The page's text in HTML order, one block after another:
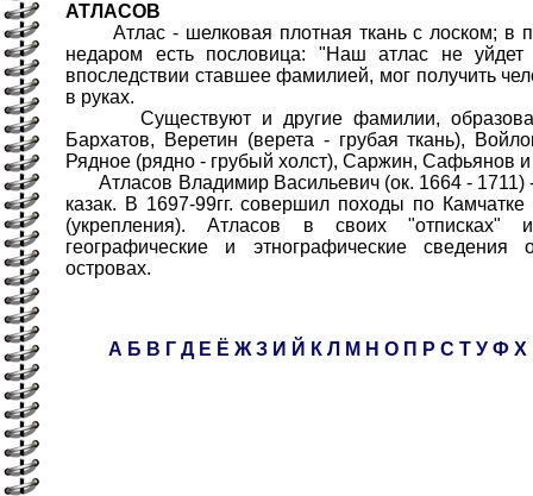
АТЛАСОВ
Атлас - шелковая плотная ткань с лоском; в
недаром есть пословица: "Наш атлас не
впоследствии ставшее фамилией, мог получить
в руках.
Существуют и другие фамилии,
Бархатов, Веретин (верета - грубая ткань),
Рядное (рядно - грубый холст), Саржин, Сафьянов
Атласов Владимир Васильевич (ок. 1664 - 1711)
казак. В 1697-99гг. совершил походы по Камчатке
(укрепления). Атласов в своих "отписках"
географические и этнографические
островах.
А Б В Г Д Е Ё Ж З И Й К Л М Н О П Р С Т У Ф Х